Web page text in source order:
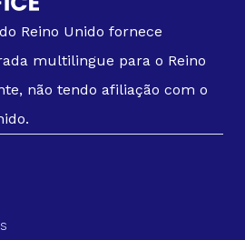
Reino Unido fornece
multilingue para o Reino
não tendo afiliação com o